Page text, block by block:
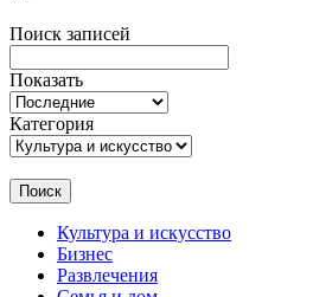
Поиск записей
Показать
Категория
Поиск
Культура и искусство
Бизнес
Развлечения